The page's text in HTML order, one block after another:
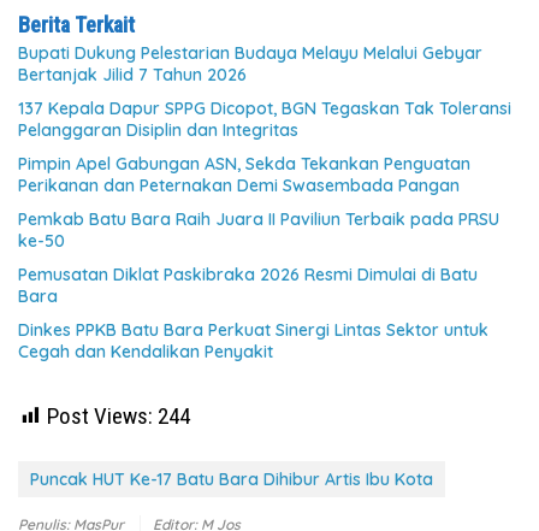
Berita Terkait
Bupati Dukung Pelestarian Budaya Melayu Melalui Gebyar
Bertanjak Jilid 7 Tahun 2026
137 Kepala Dapur SPPG Dicopot, BGN Tegaskan Tak Toleransi
Pelanggaran Disiplin dan Integritas
Pimpin Apel Gabungan ASN, Sekda Tekankan Penguatan
Perikanan dan Peternakan Demi Swasembada Pangan
Pemkab Batu Bara Raih Juara II Paviliun Terbaik pada PRSU
ke-50
Pemusatan Diklat Paskibraka 2026 Resmi Dimulai di Batu
Bara
Dinkes PPKB Batu Bara Perkuat Sinergi Lintas Sektor untuk
Cegah dan Kendalikan Penyakit
Post Views: 244
Puncak HUT Ke-17 Batu Bara Dihibur Artis Ibu Kota
Penulis: MasPur Editor: M Jos